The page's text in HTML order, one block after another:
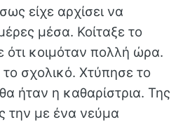
είχε αρχίσει να
μέσα. Κοίταξε το
ότι κοιμόταν πολλή ώρα.
σχολικό. Χτύπησε το
ήταν η καθαρίστρια. Της
την με ένα νεύμα